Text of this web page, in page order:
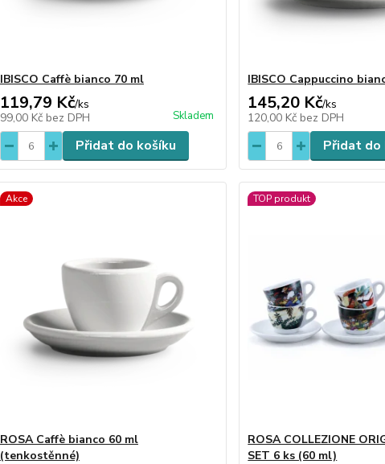
IBISCO Caffè bianco 70 ml
119,79 Kč/ks
99,00 Kč bez DPH Skladem
Přidat do košíku
IBISCO Cappuccino
145,20 Kč/ks
120,00 Kč bez DPH
Přidat do
Akce
ROSA Caffè bianco 60 ml
(tenkostěnné)
TOP produkt
ROSA COLLEZIONE
SET 6 ks (60 ml)